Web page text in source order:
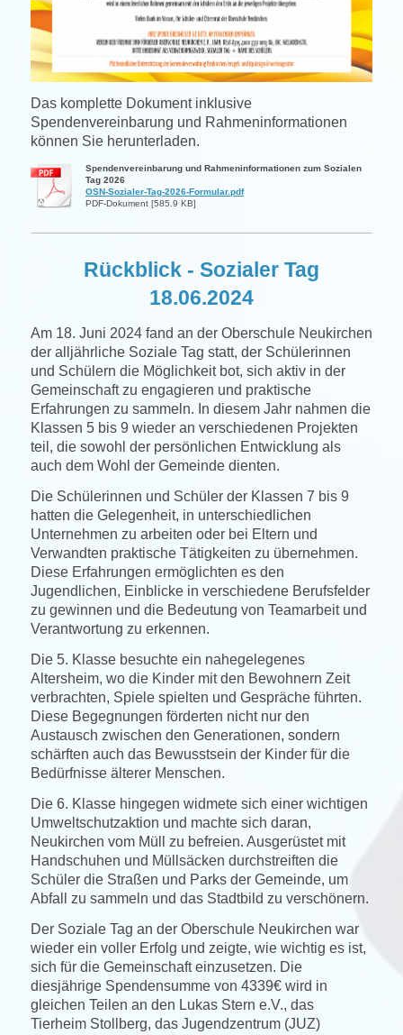
Das komplette Dokument inklusive
Spendenvereinbarung und Rahmeninformationen
können Sie herunterladen.
Spendenvereinbarung und Rahmeninformationen zum Sozialen
Tag 2026
OSN-Sozialer-Tag-2026-Formular.pdf
PDF-Dokument [585.9 KB]
Rückblick - Sozialer Tag
18.06.2024
Am 18. Juni 2024 fand an der Oberschule Neukirchen
der alljährliche Soziale Tag statt, der Schülerinnen
und Schülern die Möglichkeit bot, sich aktiv in der
Gemeinschaft zu engagieren und praktische
Erfahrungen zu sammeln. In diesem Jahr nahmen die
Klassen 5 bis 9 wieder an verschiedenen Projekten
teil, die sowohl der persönlichen Entwicklung als
auch dem Wohl der Gemeinde dienten.
Die Schülerinnen und Schüler der Klassen 7 bis 9
hatten die Gelegenheit, in unterschiedlichen
Unternehmen zu arbeiten oder bei Eltern und
Verwandten praktische Tätigkeiten zu übernehmen.
Diese Erfahrungen ermöglichten es den
Jugendlichen, Einblicke in verschiedene Berufsfelder
zu gewinnen und die Bedeutung von Teamarbeit und
Verantwortung zu erkennen.
Die 5. Klasse besuchte ein nahegelegenes
Altersheim, wo die Kinder mit den Bewohnern Zeit
verbrachten, Spiele spielten und Gespräche führten.
Diese Begegnungen förderten nicht nur den
Austausch zwischen den Generationen, sondern
schärften auch das Bewusstsein der Kinder für die
Bedürfnisse älterer Menschen.
Die 6. Klasse hingegen widmete sich einer wichtigen
Umweltschutzaktion und machte sich daran,
Neukirchen vom Müll zu befreien. Ausgerüstet mit
Handschuhen und Müllsäcken durchstreiften die
Schüler die Straßen und Parks der Gemeinde, um
Abfall zu sammeln und das Stadtbild zu verschönern.
Der Soziale Tag an der Oberschule Neukirchen war
wieder ein voller Erfolg und zeigte, wie wichtig es ist,
sich für die Gemeinschaft einzusetzen. Die
diesjährige Spendensumme von 4339€ wird in
gleichen Teilen an den Lukas Stern e.V., das
Tierheim Stollberg, das Jugendzentrum (JUZ)